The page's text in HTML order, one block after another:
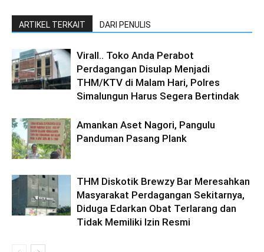
ARTIKEL TERKAIT DARI PENULIS
Virall.. Toko Anda Perabot
Perdagangan Disulap Menjadi
THM/KTV di Malam Hari, Polres
Simalungun Harus Segera Bertindak
Amankan Aset Nagori, Pangulu
Panduman Pasang Plank
THM Diskotik Brewzy Bar Meresahkan
Masyarakat Perdagangan Sekitarnya,
Diduga Edarkan Obat Terlarang dan
Tidak Memiliki Izin Resmi